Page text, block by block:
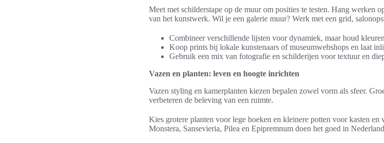
Meet met schilderstape op de muur om posities te testen. Hang werken
van het kunstwerk. Wil je een galerie muur? Werk met een grid,
Combineer verschillende lijsten voor dynamiek, maar houd
Koop prints bij lokale kunstenaars of museumwebshops en laat
Gebruik een mix van fotografie en schilderijen voor textuur en
Vazen en planten: leven en hoogte inrichten
Vazen styling en kamerplanten kiezen bepalen zowel vorm als sfeer.
verbeteren de beleving van een ruimte.
Kies grotere planten voor lege hoeken en kleinere potten voor kasten
Monstera, Sansevieria, Pilea en Epipremnum doen het goed in